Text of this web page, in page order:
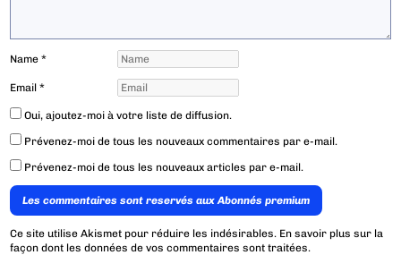
Name*
Email*
Oui, ajoutez-moi à votre liste de diffusion.
Prévenez-moi de tous les nouveaux commentaires par e-mail.
Prévenez-moi de tous les nouveaux articles par e-mail.
Les commentaires sont reservés aux Abonnés premium
Ce site utilise Akismet pour réduire les indésirables. En savoir plus sur la
façon dont les données de vos commentaires sont traitées.